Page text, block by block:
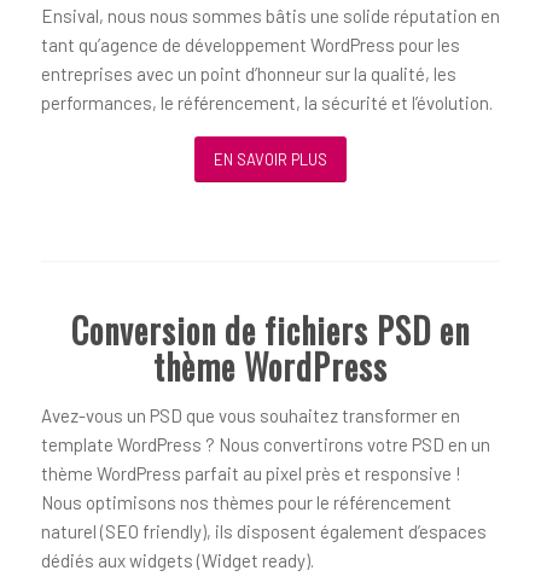
Ensival, nous nous sommes bâtis une solide réputation en
tant qu’agence de développement WordPress pour les
entreprises avec un point d’honneur sur la qualité, les
performances, le référencement, la sécurité et l’évolution.
EN SAVOIR PLUS
Conversion de fichiers PSD en
thème WordPress
Avez-vous un PSD que vous souhaitez transformer en
template WordPress ? Nous convertirons votre PSD en un
thème WordPress parfait au pixel près et responsive !
Nous optimisons nos thèmes pour le référencement
naturel (SEO friendly), ils disposent également d’espaces
dédiés aux widgets (Widget ready).